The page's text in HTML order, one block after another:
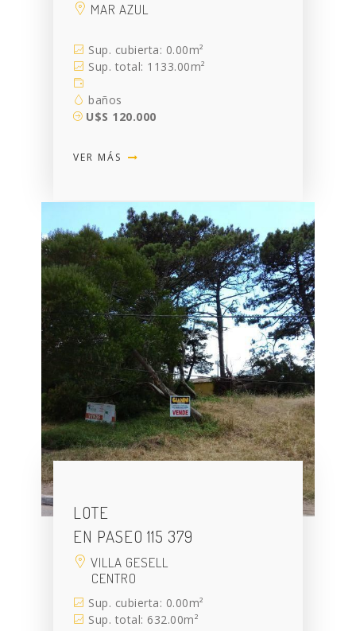
MAR AZUL
Sup. cubierta: 0.00m²
Sup. total: 1133.00m²
baños
U$S 120.000
VER MÁS
LOTE
EN PASEO 115 379
VILLA GESELL
CENTRO
Sup. cubierta: 0.00m²
Sup. total: 632.00m²